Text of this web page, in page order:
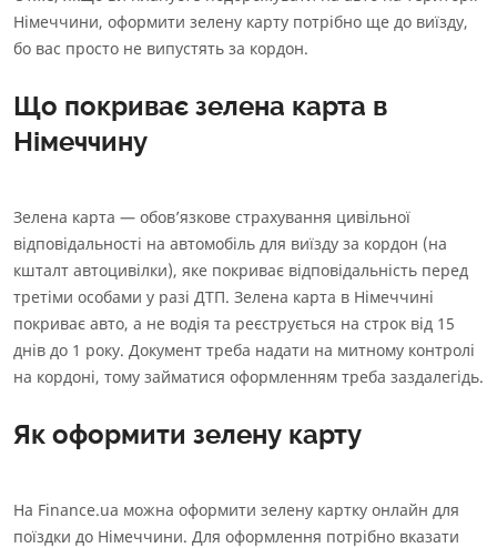
Німеччини, оформити зелену карту потрібно ще до виїзду,
бо вас просто не випустять за кордон.
Що покриває зелена карта в
Німеччину
Зелена карта — обов’язкове страхування цивільної
відповідальності на автомобіль для виїзду за кордон (на
кшталт автоцивілки), яке покриває відповідальність перед
третіми особами у разі ДТП. Зелена карта в Німеччині
покриває авто, а не водія та реєструється на строк від 15
днів до 1 року. Документ треба надати на митному контролі
на кордоні, тому займатися оформленням треба заздалегідь.
Як оформити зелену карту
На Finance.ua можна оформити зелену картку онлайн для
поїздки до Німеччини. Для оформлення потрібно вказати